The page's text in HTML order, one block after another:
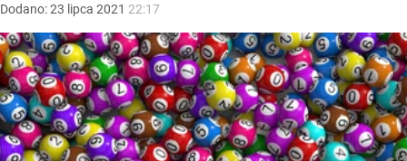
Dodano:23 lipca 2021 22:17